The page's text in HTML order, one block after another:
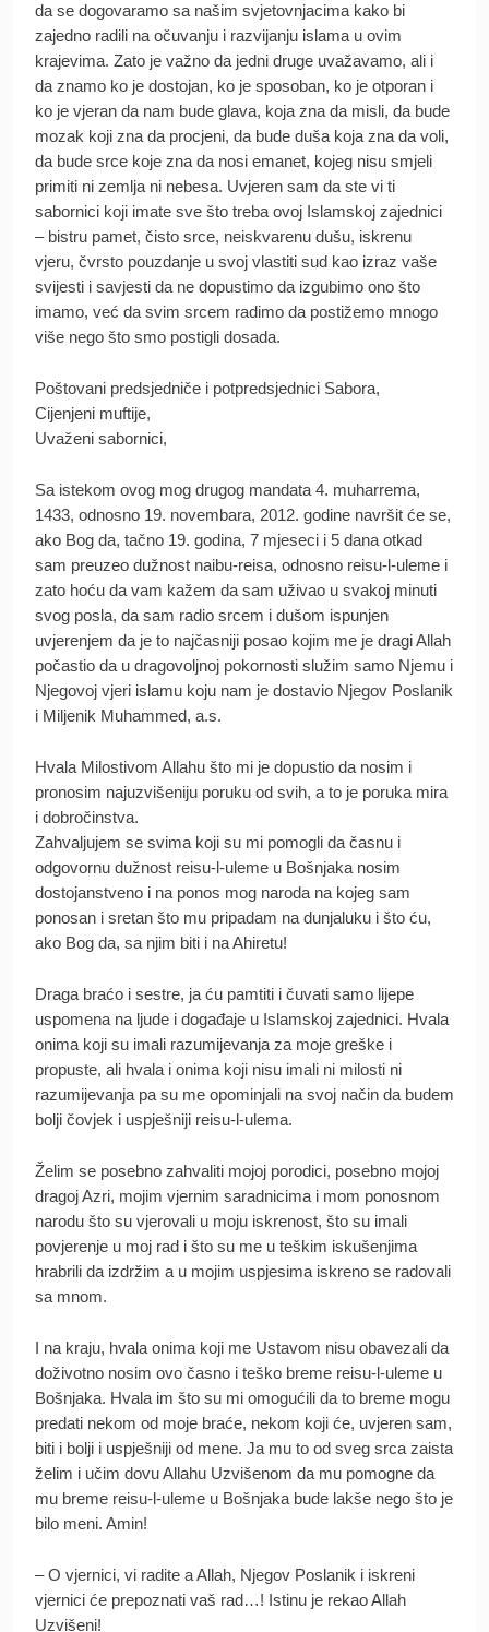
da se dogovaramo sa našim svjetovnjacima kako bi
zajedno radili na očuvanju i razvijanju islama u ovim
krajevima. Zato je važno da jedni druge uvažavamo, ali i
da znamo ko je dostojan, ko je sposoban, ko je otporan i
ko je vjeran da nam bude glava, koja zna da misli, da bude
mozak koji zna da procjeni, da bude duša koja zna da voli,
da bude srce koje zna da nosi emanet, kojeg nisu smjeli
primiti ni zemlja ni nebesa. Uvjeren sam da ste vi ti
sabornici koji imate sve što treba ovoj Islamskoj zajednici
– bistru pamet, čisto srce, neiskvarenu dušu, iskrenu
vjeru, čvrsto pouzdanje u svoj vlastiti sud kao izraz vaše
svijesti i savjesti da ne dopustimo da izgubimo ono što
imamo, već da svim srcem radimo da postižemo mnogo
više nego što smo postigli dosada.
Poštovani predsjedniče i potpredsjednici Sabora,
Cijenjeni muftije,
Uvaženi sabornici,
Sa istekom ovog mog drugog mandata 4. muharrema,
1433, odnosno 19. novembara, 2012. godine navršit će se,
ako Bog da, tačno 19. godina, 7 mjeseci i 5 dana otkad
sam preuzeo dužnost naibu-reisa, odnosno reisu-l-uleme i
zato hoću da vam kažem da sam uživao u svakoj minuti
svog posla, da sam radio srcem i dušom ispunjen
uvjerenjem da je to najčasniji posao kojim me je dragi Allah
počastio da u dragovoljnoj pokornosti služim samo Njemu i
Njegovoj vjeri islamu koju nam je dostavio Njegov Poslanik
i Miljenik Muhammed, a.s.
Hvala Milostivom Allahu što mi je dopustio da nosim i
pronosim najuzvišeniju poruku od svih, a to je poruka mira
i dobročinstva.
Zahvaljujem se svima koji su mi pomogli da časnu i
odgovornu dužnost reisu-l-uleme u Bošnjaka nosim
dostojanstveno i na ponos mog naroda na kojeg sam
ponosan i sretan što mu pripadam na dunjaluku i što ću,
ako Bog da, sa njim biti i na Ahiretu!
Draga braćo i sestre, ja ću pamtiti i čuvati samo lijepe
uspomena na ljude i događaje u Islamskoj zajednici. Hvala
onima koji su imali razumijevanja za moje greške i
propuste, ali hvala i onima koji nisu imali ni milosti ni
razumijevanja pa su me opominjali na svoj način da budem
bolji čovjek i uspješniji reisu-l-ulema.
Želim se posebno zahvaliti mojoj porodici, posebno mojoj
dragoj Azri, mojim vjernim saradnicima i mom ponosnom
narodu što su vjerovali u moju iskrenost, što su imali
povjerenje u moj rad i što su me u teškim iskušenjima
hrabrili da izdržim a u mojim uspjesima iskreno se radovali
sa mnom.
I na kraju, hvala onima koji me Ustavom nisu obavezali da
doživotno nosim ovo časno i teško breme reisu-l-uleme u
Bošnjaka. Hvala im što su mi omogućili da to breme mogu
predati nekom od moje braće, nekom koji će, uvjeren sam,
biti i bolji i uspješniji od mene. Ja mu to od sveg srca zaista
želim i učim dovu Allahu Uzvišenom da mu pomogne da
mu breme reisu-l-uleme u Bošnjaka bude lakše nego što je
bilo meni. Amin!
– O vjernici, vi radite a Allah, Njegov Poslanik i iskreni
vjernici će prepoznati vaš rad…! Istinu je rekao Allah
Uzvišeni!